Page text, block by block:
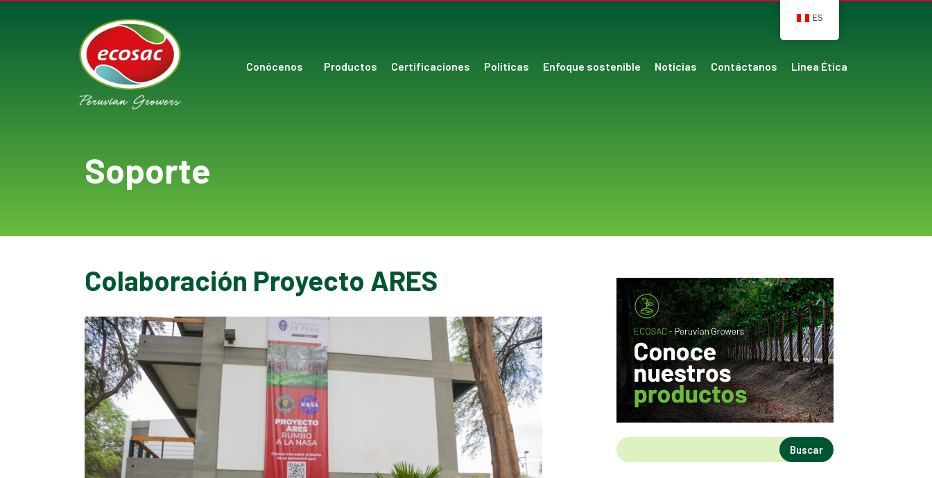
Conócenos Productos Certificaciones Políticas Enfoque sostenible Noticias Contáctanos Linea Ética
Soporte
Colaboración Proyecto ARES
Buscar
ES